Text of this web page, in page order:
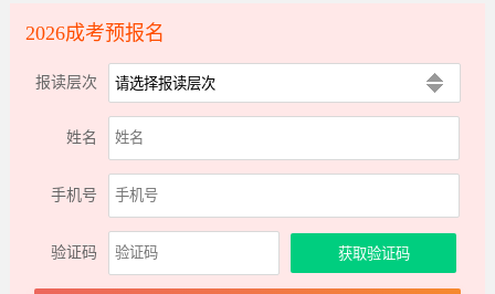
2026成考预报名
报读层次
姓名
手机号
验证码